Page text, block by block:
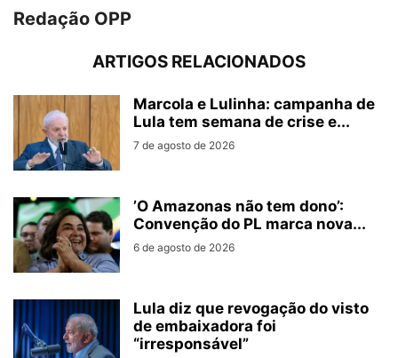
Redação OPP
ARTIGOS RELACIONADOS
Marcola e Lulinha: campanha de
Lula tem semana de crise e...
7 de agosto de 2026
’O Amazonas não tem dono’:
Convenção do PL marca nova...
6 de agosto de 2026
Lula diz que revogação do visto
de embaixadora foi
“irresponsável”